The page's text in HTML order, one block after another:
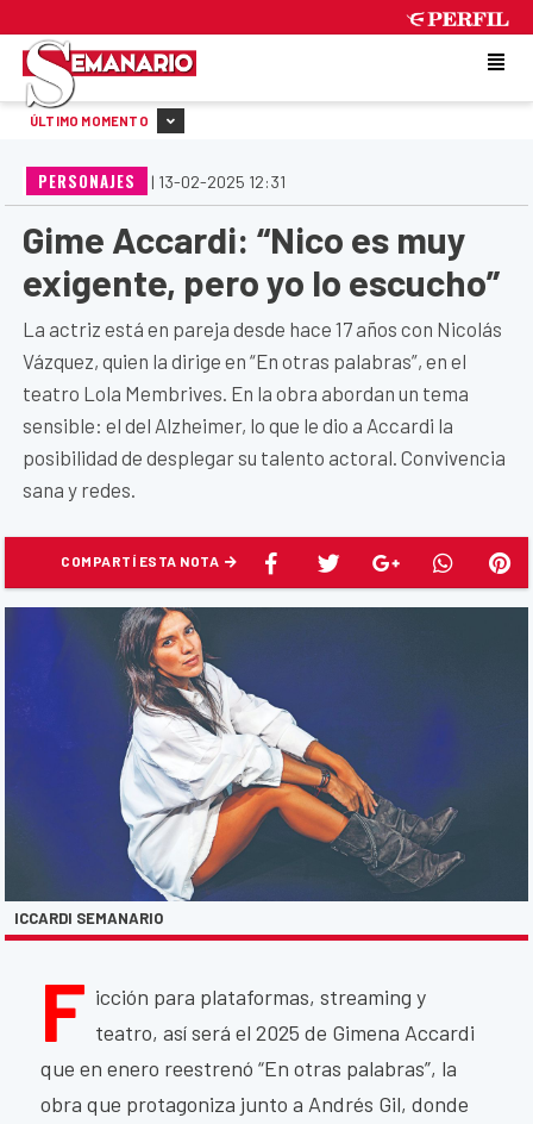
ÚLTIMO MOMENTO
PERSONAJES | 13-02-2025 12:31
Gime Accardi: “Nico es muy
exigente, pero yo lo escucho”
La actriz está en pareja desde hace 17 años con Nicolás
Vázquez, quien la dirige en “En otras palabras”, en el
teatro Lola Membrives. En la obra abordan un tema
sensible: el del Alzheimer, lo que le dio a Accardi la
posibilidad de desplegar su talento actoral. Convivencia
sana y redes.
COMPARTÍ ESTA NOTA
ICCARDI SEMANARIO
F icción para plataformas, streaming y
teatro, así será el 2025 de Gimena Accardi
que en enero reestrenó “En otras palabras”, la
obra que protagoniza junto a Andrés Gil, donde